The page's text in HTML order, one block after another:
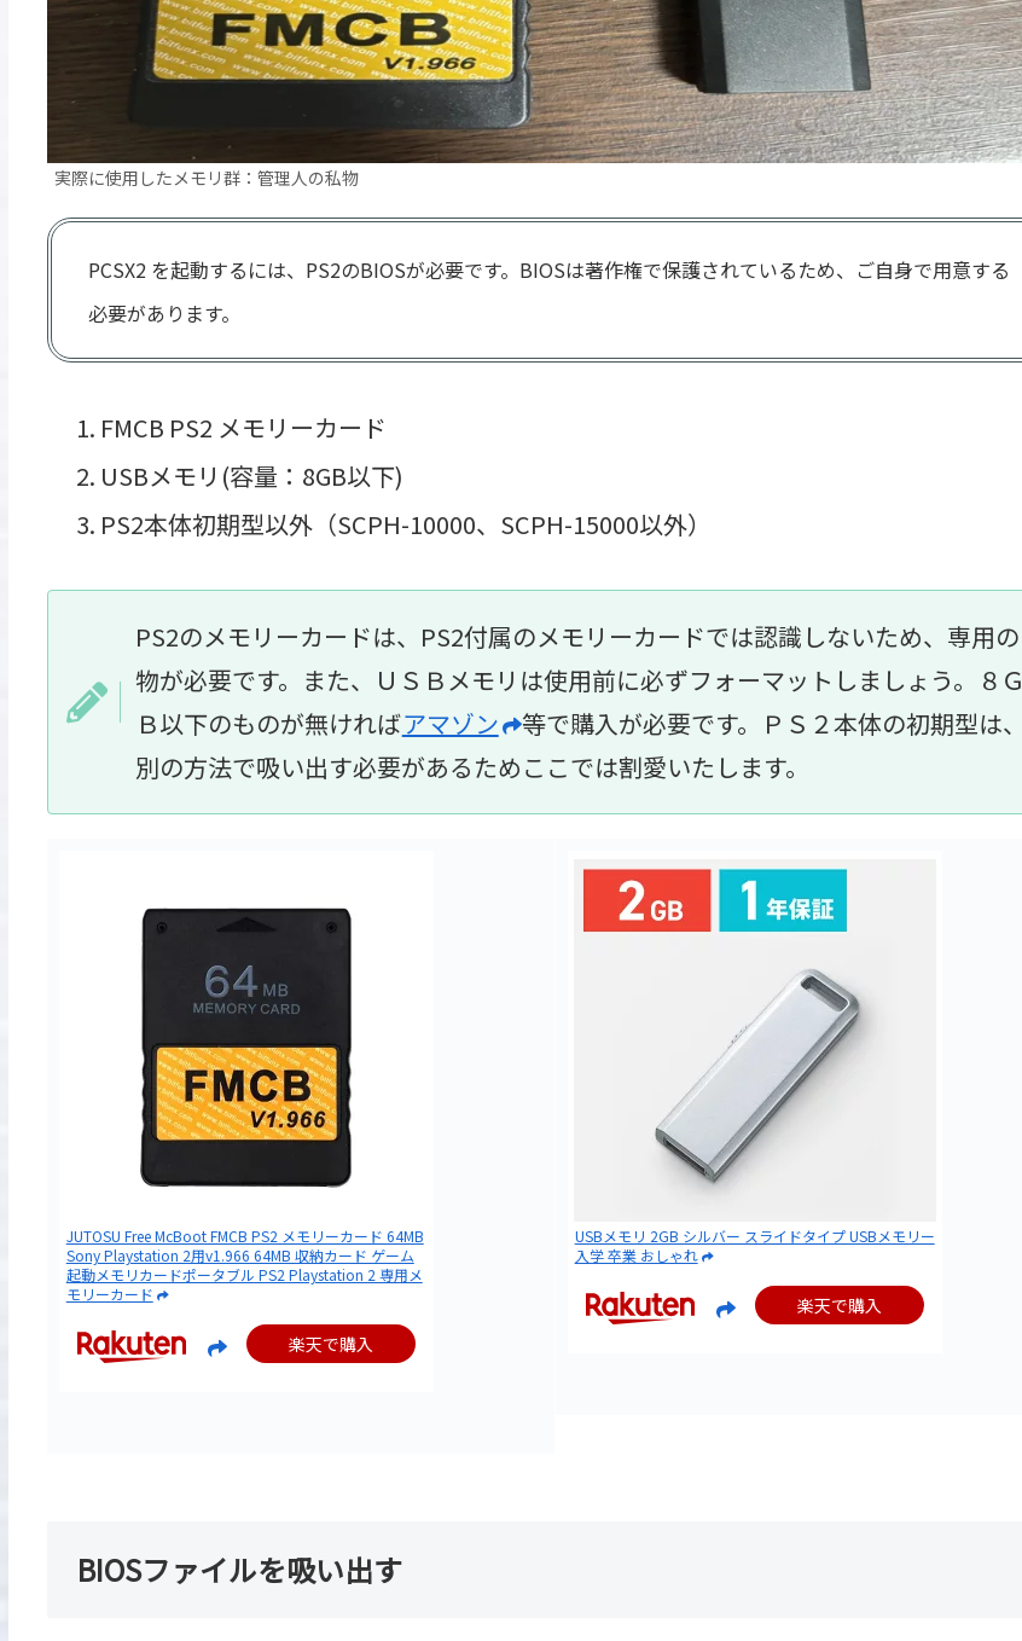
実際に使用したメモリ群：管理人の私物
PCSX2 を起動するには、PS2のBIOSが必要です。BIOSは著作権で保護されているため、ご自身で用意する
必要があります。
FMCB PS2 メモリーカード
USBメモリ(容量：8GB以下)
PS2本体初期型以外（SCPH-10000、SCPH-15000以外）
PS2のメモリーカードは、PS2付属のメモリーカードでは認識しないため、専用の
物が必要です。また、ＵＳＢメモリは使用前に必ずフォーマットしましょう。８Ｇ
Ｂ以下のものが無ければアマゾン
等で購入が必要です。ＰＳ２本体の初期型は、
別の方法で吸い出す必要があるためここでは割愛いたします。
JUTOSU Free McBoot FMCB PS2 メモリーカード 64MB
Sony Playstation 2用v1.966 64MB 収納カード ゲーム
起動メモリカードポータブル PS2 Playstation 2 専用メ
モリーカード
楽天で購入
USBメモリ 2GB シルバー スライドタイプ USBメモリー
入学 卒業 おしゃれ
楽天で購入
BIOSファイルを吸い出す